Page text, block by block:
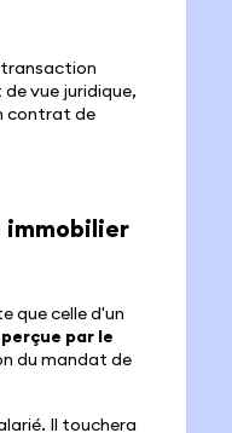
transaction
vue juridique,
contrat de
immobilier
que celle d'un
par le
du mandat de
Il touchera